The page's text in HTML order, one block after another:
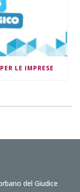
LE IMPRESE
del Giudice